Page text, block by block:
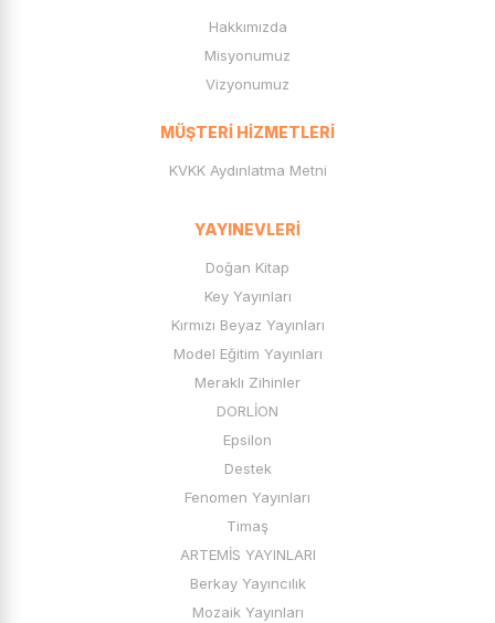
Hakkımızda
Misyonumuz
Vizyonumuz
MÜŞTERI HIZMETLERI
KVKK Aydınlatma Metni
YAYINEVLERI
Doğan Kitap
Key Yayınları
Kırmızı Beyaz Yayınları
Model Eğitim Yayınları
Meraklı Zihinler
DORLİON
Epsilon
Destek
Fenomen Yayınları
Timaş
ARTEMİS YAYINLARI
Berkay Yayıncılık
Mozaik Yayınları